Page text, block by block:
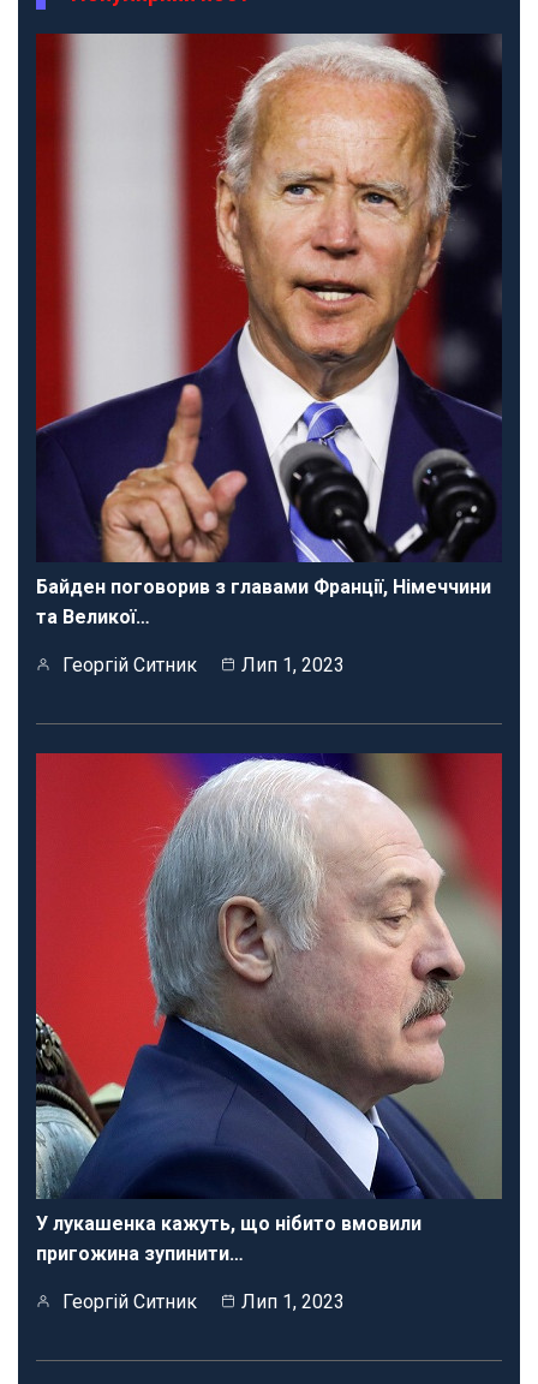
Байден поговорив з главами Франції, Німеччини
та Великої…
Георгій Ситник Лип 1, 2023
У лукашенка кажуть, що нібито вмовили
пригожина зупинити…
Георгій Ситник Лип 1, 2023